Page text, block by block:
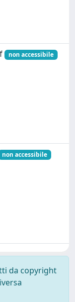
non accessibile
non accessibile
da copyright